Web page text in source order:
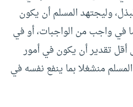
وليجتهد المسلم أن يكون
في واجب من الواجبات، أو في
أقل تقدير أن يكون في أمور
منشغلا بما ينفع نفسه في